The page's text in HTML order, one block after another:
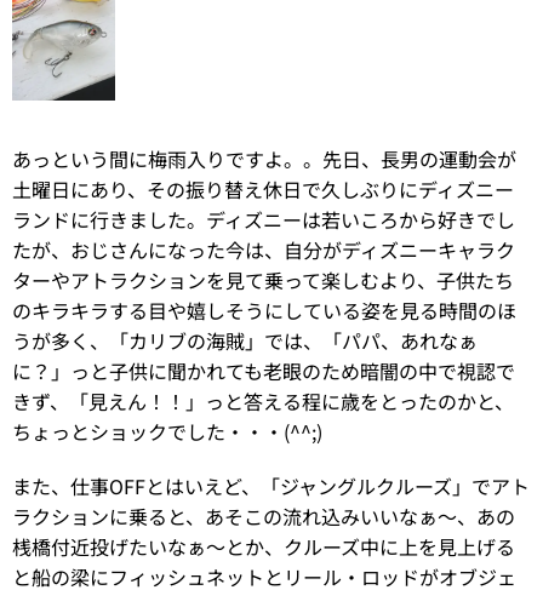
あっという間に梅雨入りですよ。。先日、長男の運動会が
土曜日にあり、その振り替え休日で久しぶりにディズニー
ランドに行きました。ディズニーは若いころから好きでし
たが、おじさんになった今は、自分がディズニーキャラク
ターやアトラクションを見て乗って楽しむより、子供たち
のキラキラする目や嬉しそうにしている姿を見る時間のほ
うが多く、「カリブの海賊」では、「パパ、あれなぁ
に？」っと子供に聞かれても老眼のため暗闇の中で視認で
きず、「見えん！！」っと答える程に歳をとったのかと、
ちょっとショックでした・・・(^^;)
また、仕事OFFとはいえど、「ジャングルクルーズ」でアト
ラクションに乗ると、あそこの流れ込みいいなぁ～、あの
桟橋付近投げたいなぁ～とか、クルーズ中に上を見上げる
と船の梁にフィッシュネットとリール・ロッドがオブジェ